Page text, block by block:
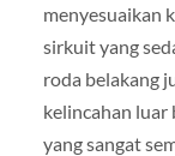
menyesuaikan
sirkuit yang
roda belakang
kelincahan luar
yang sangat